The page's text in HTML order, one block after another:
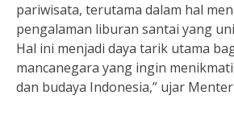
pariwisata, terutama dalam hal
pengalaman liburan santai yang
Hal ini menjadi daya tarik utama
mancanegara yang ingin
dan budaya Indonesia,” ujar